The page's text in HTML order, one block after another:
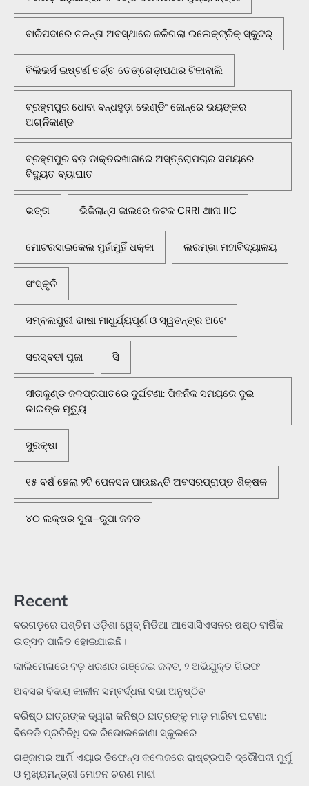
ବାରିପଦାରେ ଚଳନ୍ତା ଅବସ୍ଥାରେ ଜଳିଗଲା ଇଲେକ୍ଟ୍ରିକ୍ ସ୍କୁଟର୍
ବିଲିଭର୍ସ ଇଷ୍ଟର୍ଣ ଚର୍ଚ୍ଚ ତେଙ୍ଗେଡ଼ାପଥର ଟିକାବାଲି
ବ୍ରହ୍ମପୁର ଧୋବା ବନ୍ଧହୁଡ଼ା ଭେଣ୍ଡିଂ ଜୋନ୍‌ରେ ଭୟଙ୍କର
ଅଗ୍ନିକାଣ୍ଡ
ବ୍ରହ୍ମପୁର ବଡ଼ ଡାକ୍ତରଖାନାରେ ଅସ୍ତ୍ରୋପଚାର ସମୟରେ
ବିଦ୍ୟୁତ ବ୍ୟାଘାତ
ଭତ୍ତା ଭିଜିଲାନ୍ସ ଜାଲରେ କଟକ CRRI ଥାନା IIC
ମୋଟରସାଇକେଲ ମୁହାଁମୁହିଁ ଧକ୍କା ଲରମ୍ଭା ମହାବିଦ୍ୟାଳୟ
ସଂସ୍କୃତି
ସମ୍ବଲପୁରୀ ଭାଷା ମାଧୁର୍ଯ୍ୟପୂର୍ଣ ଓ ସ୍ୱତନ୍ତ୍ର ଅଟେ
ସରସ୍ବତୀ ପୂଜା ସି
ସୀତାକୁଣ୍ଡ ଜଳପ୍ରପାତରେ ଦୁର୍ଘଟଣା: ପିକନିକ ସମୟରେ ଦୁଇ
ଭାଇଙ୍କ ମୃତ୍ୟୁ
ସୁରକ୍ଷା
୧୫ ବର୍ଷ ହେଲା ୨ଟି ପେନସନ ପାଉଛନ୍ତି ଅବସରପ୍ରାପ୍ତ ଶିକ୍ଷକ
୪୦ ଲକ୍ଷର ସୁନା–ରୁପା ଜବତ
Recent
ବରଗଡ଼ରେ ପଶ୍ଚିମ ଓଡ଼ିଶା ୱେବ୍ ମିଡିଆ ଆସୋସିଏସନର ଷଷ୍ଠ ବାର୍ଷିକ
ଉତ୍ସବ ପାଳିତ ହୋଇଯାଇଛି।
କାଲିମେଳାରେ ବଡ଼ ଧରଣର ଗଞ୍ଜେଇ ଜବତ, ୨ ଅଭିଯୁକ୍ତ ଗିରଫ
ଅବସର ବିଦାୟ କାଳୀନ ସମ୍ବର୍ଦ୍ଧନା ସଭା ଅନୁଷ୍ଠିତ
ବରିଷ୍ଠ ଛାତ୍ରଙ୍କ ଦ୍ୱାରା କନିଷ୍ଠ ଛାତ୍ରଙ୍କୁ ମାଡ଼ ମାରିବା ଘଟଣା:
ବିଜେଡି ପ୍ରତିନିଧି ଦଳ ରିଭୋଲକୋଣା ସ୍କୁଲରେ
ଗଞ୍ଜାମର ଆର୍ମି ଏୟାର ଡିଫେନ୍ସ କଲେଜରେ ରାଷ୍ଟ୍ରପତି ଦ୍ରୌପଦୀ ମୁର୍ମୁ
ଓ ମୁଖ୍ୟମନ୍ତ୍ରୀ ମୋହନ ଚରଣ ମାଝୀ